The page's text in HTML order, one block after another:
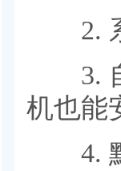
2. 系
3. 自
机也能
4. 默